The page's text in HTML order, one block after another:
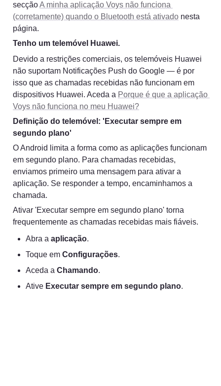
secção A minha aplicação Voys não funciona
(corretamente) quando o Bluetooth está ativado nesta
página.
Tenho um telemóvel Huawei.
Devido a restrições comerciais, os telemóveis Huawei
não suportam Notificações Push do Google — é por
isso que as chamadas recebidas não funcionam em
dispositivos Huawei. Aceda a Porque é que a aplicação
Voys não funciona no meu Huawei?
Definição do telemóvel: 'Executar sempre em
segundo plano'
O Android limita a forma como as aplicações funcionam
em segundo plano. Para chamadas recebidas,
enviamos primeiro uma mensagem para ativar a
aplicação. Se responder a tempo, encaminhamos a
chamada.
Ativar 'Executar sempre em segundo plano' torna
frequentemente as chamadas recebidas mais fiáveis.
Abra a aplicação.
Toque em Configurações.
Aceda a Chamando.
Ative Executar sempre em segundo plano.